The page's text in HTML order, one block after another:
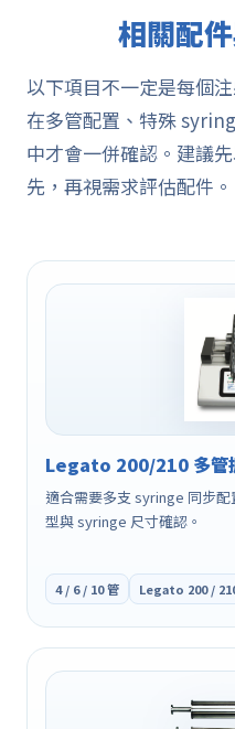
相關配
以下項目不一定是每個
在多管配置、特殊
中才會一併確認。建議
先，再視需求評估配件。
Legato 200/210 多管
適合需要多支 syringe 同步
型與 syringe 尺寸確認。
4 / 6 / 10 管 Legato 200 /